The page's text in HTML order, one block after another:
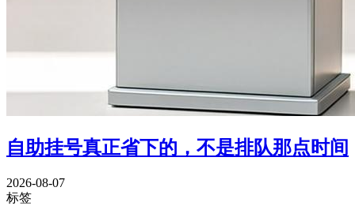
自助挂号真正省下的，不是排队那点时间
2026-08-07
标签